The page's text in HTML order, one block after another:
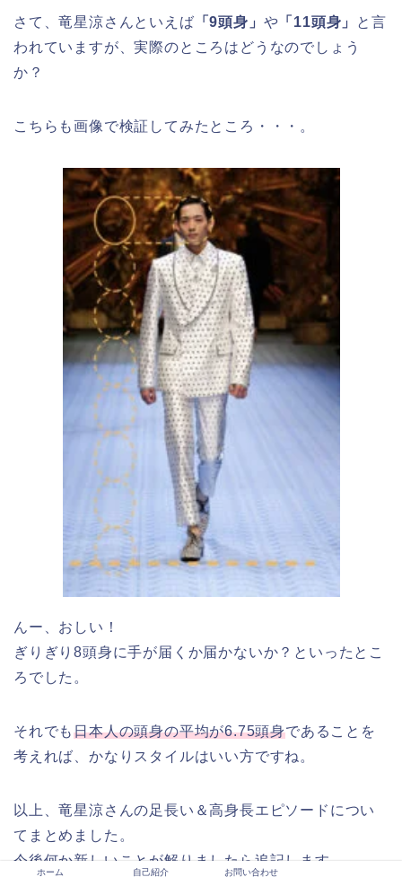
さて、竜星涼さんといえば 「9頭身」 や 「11頭身」
と言
われていますが、実際のところはどうなのでしょう
か？
こちらも画像で検証してみたところ・・・。
んー、おしい！
ぎりぎり8頭身に手が届くか届かないか？といったとこ
ろでした。
それでも日本人の頭身の平均が6.75頭身であることを
考えれば、かなりスタイルはいい方ですね。
以上、竜星涼さんの足長い＆高身長エピソードについ
てまとめました。
今後何か新しいことが解りましたら追記します。
ホーム 自己紹介 お問い合わせ